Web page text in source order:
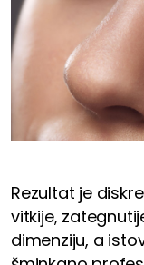
Rezultat je
vitkije,
dimenziju, a